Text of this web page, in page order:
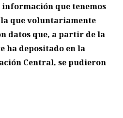
información que tenemos
que voluntariamente
datos que, a partir de la
ha depositado en la
Central, se pudieron